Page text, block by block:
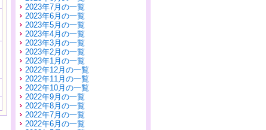
2023年7月の一覧
2023年6月の一覧
2023年5月の一覧
2023年4月の一覧
2023年3月の一覧
2023年2月の一覧
2023年1月の一覧
2022年12月の一覧
2022年11月の一覧
2022年10月の一覧
2022年9月の一覧
2022年8月の一覧
2022年7月の一覧
2022年6月の一覧